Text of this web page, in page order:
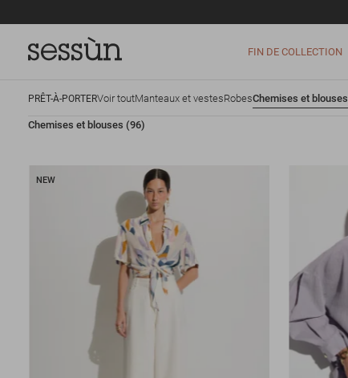
FIN DE COLLECTION
PRÊT-À-PORTERVoir toutManteaux et vestesRobesChemises et blouses
Chemises et blouses (96)
NEW